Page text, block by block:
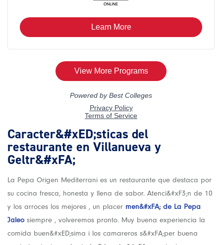
Caracter&#xED;sticas del
restaurante en Villanueva y
Geltr&#xFA;
La Pepa Origen Mediterrani es un restaurante que destaca por
su cocina fresca, honesta y llena de sabor. Atenci&#xF3;n de 10
y los arroces los mejores , un placer men&#xFA; de La Pepa
Jaleosiempre , volveremos pronto. Muy buena experiencia la
comida buen&#xED;sima i los camareros s&#xFA;per buena